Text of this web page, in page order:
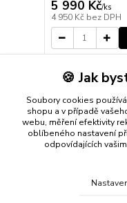
5 990 Kč/ks
4 950 Kč bez DPH
Nákup zlatého šperku s
nebo řetízek spolehlivý
🍪 Jak
Soubory cookies
shopu a v případě
webu, měření efektivity
oblíbeného nastavení
odpovídajících